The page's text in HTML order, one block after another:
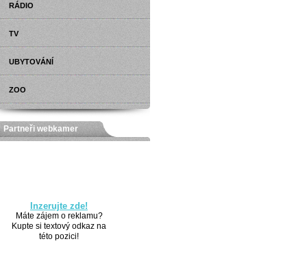
RÁDIO
TV
UBYTOVÁNÍ
ZOO
Partneři webkamer
Inzerujte zde!
Máte zájem o reklamu?
Kupte si textový odkaz na
této pozici!